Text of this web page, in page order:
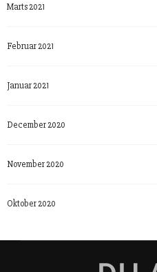
Marts 2021
Februar 2021
Januar 2021
December 2020
November 2020
Oktober 2020